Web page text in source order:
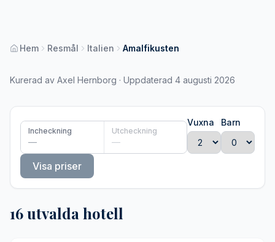
Hem Resmål Italien Amalfikusten
Kurerad av Axel Hernborg · Uppdaterad 4 augusti 2026
Incheckning
—
Utcheckning
—
Vuxna Barn
Visa priser
16 utvalda hotell